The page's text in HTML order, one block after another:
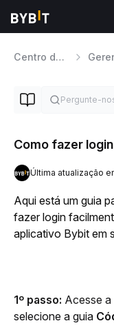
Centro de Ajuda
Como fazer
Última atualização
Aqui está um guia
fazer login
aplicativo Bybit em
1º passo: Acesse a
selecione a guia